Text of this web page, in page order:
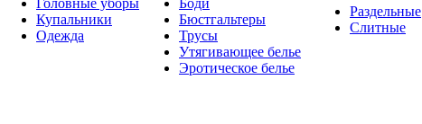
Головные уборы
Купальники
Одежда
Боди
Бюстгальтеры
Трусы
Утягивающее белье
Эротическое белье
Раздельные
Слитные